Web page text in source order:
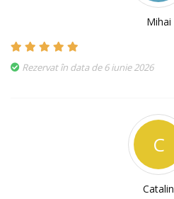
Mihai
Rezervat în data de 6 iunie 2026
C
Catalin